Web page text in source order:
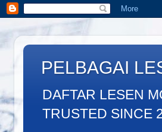
PELBAGAI
DAFTAR LESEN
TRUSTED SINCE